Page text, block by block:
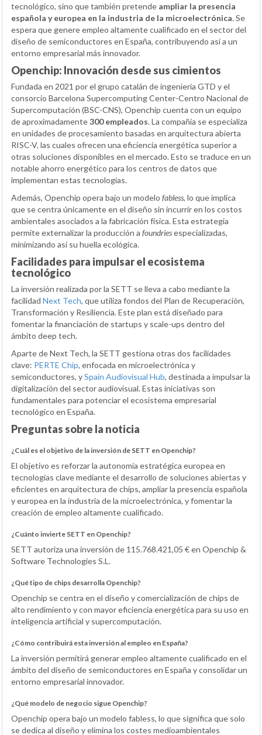
tecnológico, sino que también pretende ampliar la presencia
española y europea en la industria de la microelectrónica. Se
espera que genere empleo altamente cualificado en el sector del
diseño de semiconductores en España, contribuyendo así a un
entorno empresarial más innovador.
Openchip: Innovación desde sus cimientos
Fundada en 2021 por el grupo catalán de ingeniería GTD y el
consorcio Barcelona Supercomputing Center-Centro Nacional de
Supercomputación (BSC-CNS), Openchip cuenta con un equipo
de aproximadamente300 empleados. La compañía se especializa
en unidades de procesamiento basadas en arquitectura abierta
RISC-V, las cuales ofrecen una eficiencia energética superior a
otras soluciones disponibles en el mercado. Esto se traduce en un
notable ahorro energético para los centros de datos que
implementan estas tecnologías.
Además, Openchip opera bajo un modelo fabless, lo que implica
que se centra únicamente en el diseño sin incurrir en los costos
ambientales asociados a la fabricación física. Esta estrategia
permite externalizar la producción a foundriesespecializadas,
minimizando así su huella ecológica.
Facilidades para impulsar el ecosistema
tecnológico
La inversión realizada por la SETT se lleva a cabo mediante la
facilidad Next Tech, que utiliza fondos del Plan de Recuperación,
Transformación y Resiliencia. Este plan está diseñado para
fomentar la financiación de startups y scale-ups dentro del
ámbito deep tech.
Aparte de Next Tech, la SETT gestiona otras dos facilidades
clave: PERTE Chip, enfocada en microelectrónica y
semiconductores, ySpain Audiovisual Hub, destinada a impulsar la
digitalización del sector audiovisual. Estas iniciativas son
fundamentales para potenciar el ecosistema empresarial
tecnológico en España.
Preguntas sobre la noticia
¿Cuál es el objetivo de la inversión de SETT en Openchip?
El objetivo es reforzar la autonomía estratégica europea en
tecnologías clave mediante el desarrollo de soluciones abiertas y
eficientes en arquitectura de chips, ampliar la presencia española
y europea en la industria de la microelectrónica, y fomentar la
creación de empleo altamente cualificado.
¿Cuánto invierte SETT en Openchip?
SETT autoriza una inversión de 115.768.421,05 € en Openchip &
Software Technologies S.L.
¿Qué tipo de chips desarrolla Openchip?
Openchip se centra en el diseño y comercialización de chips de
alto rendimiento y con mayor eficiencia energética para su uso en
inteligencia artificial y supercomputación.
¿Cómo contribuirá esta inversión al empleo en España?
La inversión permitirá generar empleo altamente cualificado en el
ámbito del diseño de semiconductores en España y consolidar un
entorno empresarial innovador.
¿Qué modelo de negocio sigue Openchip?
Openchip opera bajo un modelo fabless, lo que significa que solo
se dedica al diseño y elimina los costes medioambientales